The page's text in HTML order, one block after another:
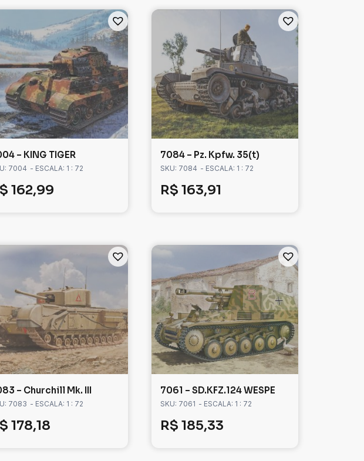
– KING TIGER
7004 - ESCALA: 1 : 72
162,99
7084 – Pz. Kpfw. 35(t)
SKU: 7084 - ESCALA: 1 : 72
R$ 163,91
– Churchill Mk. III
7083 - ESCALA: 1 : 72
178,18
7061 – SD.KFZ.124 WESPE
SKU: 7061 - ESCALA: 1 : 72
R$ 185,33